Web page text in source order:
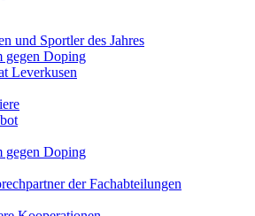
und Sportler des Jahres
gegen Doping
Leverkusen
gegen Doping
der Fachabteilungen